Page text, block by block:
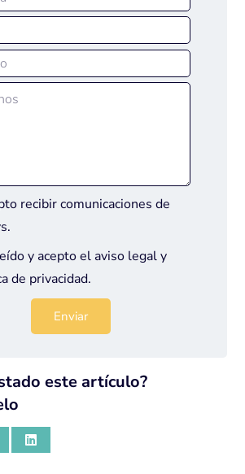
recibir comunicaciones de
y acepto el aviso legaly
de privacidad.
este artículo?